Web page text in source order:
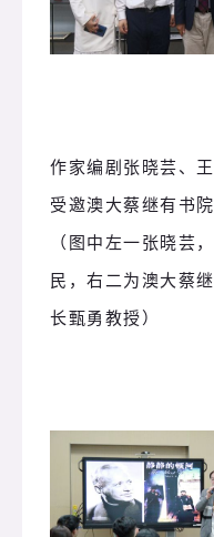
作家编剧张晓芸、
受邀澳大蔡继有书
（图中左一张晓芸
民，右二为澳大蔡
长甄勇教授）